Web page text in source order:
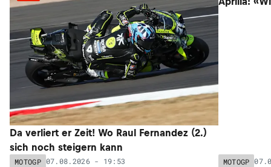
Da verliert er Zeit! Wo Raul Fernandez (2.)
sich noch steigern kann
MOTOGP 07.08.2026 - 19:53 MOTOGP